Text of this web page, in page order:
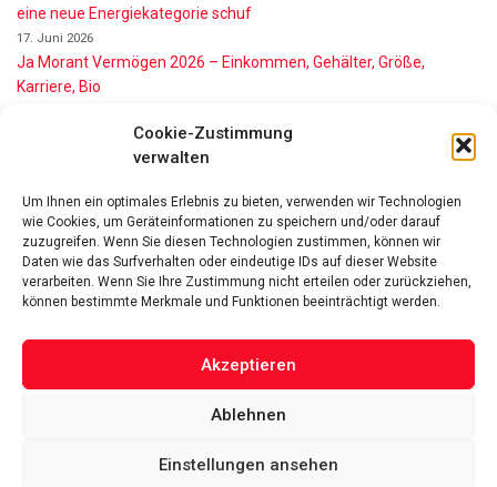
Cookie-Zustimmung
verwalten
Um Ihnen ein optimales Erlebnis zu bieten, verwenden wir Technologien
wie Cookies, um Geräteinformationen zu speichern und/oder darauf
zuzugreifen. Wenn Sie diesen Technologien zustimmen, können wir
Daten wie das Surfverhalten oder eindeutige IDs auf dieser Website
verarbeiten. Wenn Sie Ihre Zustimmung nicht erteilen oder zurückziehen,
können bestimmte Merkmale und Funktionen beeinträchtigt werden.
Akzeptieren
Ablehnen
Einstellungen ansehen
eine neue Energiekategorie schuf
17. Juni 2026
Ja Morant Vermögen 2026 – Einkommen, Gehälter, Größe,
Karriere, Bio
Alice Walton Vermögen 2026: So reich ist die Walmart-Erbin
wirklich
11. Juni 2026
Nino de Angelo Vermögen 2026 Wie Reich Ist Er?
9. Juni 2026
Das Vermögen von Promis von A bis Z
Twitter